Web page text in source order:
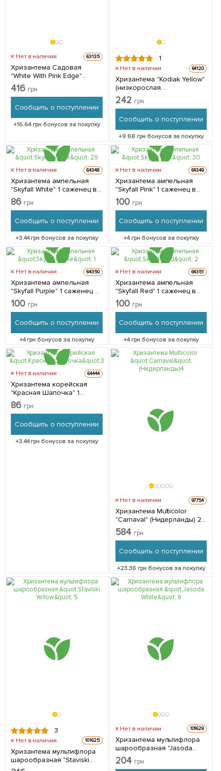
Нет в наличии 63135
Хризантема Садовая
"White With Pink Edge"
(высота 30-50см) 1 саженец
в упаковке
416 грн
Сообщить о поступлении
+16.64грн бонусов за покупку
1
Нет в наличии 64120
Хризантема "Kodiak Yellow"
(низкорослая
среднецветковая) 1
саженец в упаковке
242 грн
Сообщить о поступлении
+9.68грн бонусов за покупку
Нет в наличии 64348
Хризантема ампельная
"Skyfall White" 1 саженец в
упаковке
86 грн
Сообщить о поступлении
+3.44грн бонусов за покупку
Нет в наличии 64349
Хризантема ампельная
"Skyfall Pink" 1 саженец в
упаковке
100 грн
Сообщить о поступлении
+4грн бонусов за покупку
Нет в наличии 64350
Хризантема ампельная
"Skyfall Purple" 1 саженец в
упаковке
100 грн
Сообщить о поступлении
+4грн бонусов за покупку
Нет в наличии 64351
Хризантема ампельная
"Skyfall Red" 1 саженец в
упаковке
100 грн
Сообщить о поступлении
+4грн бонусов за покупку
Нет в наличии 64444
Хризантема корейская
"Красная Шапочка" 1
саженец в упаковке
86 грн
Сообщить о поступлении
+3.44грн бонусов за покупку
Нет в наличии 97754
Хризантема Multicolor
"Carnaval" (Нидерланды) 2
саженца в упаковке
584 грн
Сообщить о поступлении
+23.36 грн бонусов за покупку
3
Нет в наличии 101625
Хризантема мультифлора
шарообразная "Staviski
Yellow" 1 саженец в
Нет в наличии 101629
Хризантема мультифлора
шарообразная "Jasoda
White" 1 саженец в
упаковке
204 грн